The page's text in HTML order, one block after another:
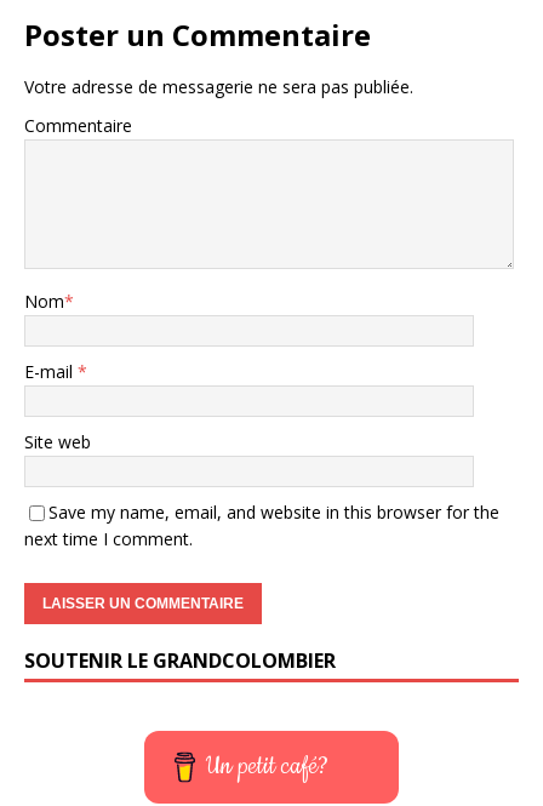
Poster un Commentaire
Votre adresse de messagerie ne sera pas publiée.
Commentaire
Nom*
E-mail *
Site web
Save my name, email, and website in this browser for the
next time I comment.
SOUTENIR LE GRANDCOLOMBIER
Un petit café?